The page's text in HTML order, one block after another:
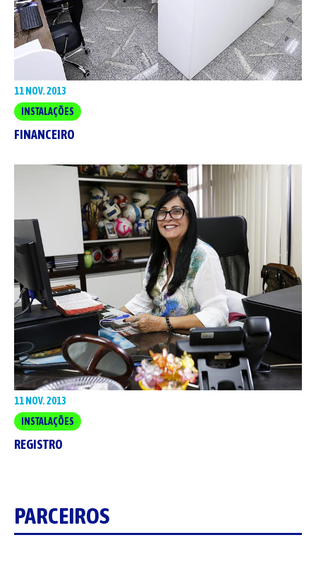
11 NOV. 2013
INSTALAÇÕES
FINANCEIRO
11 NOV. 2013
INSTALAÇÕES
REGISTRO
PARCEIROS